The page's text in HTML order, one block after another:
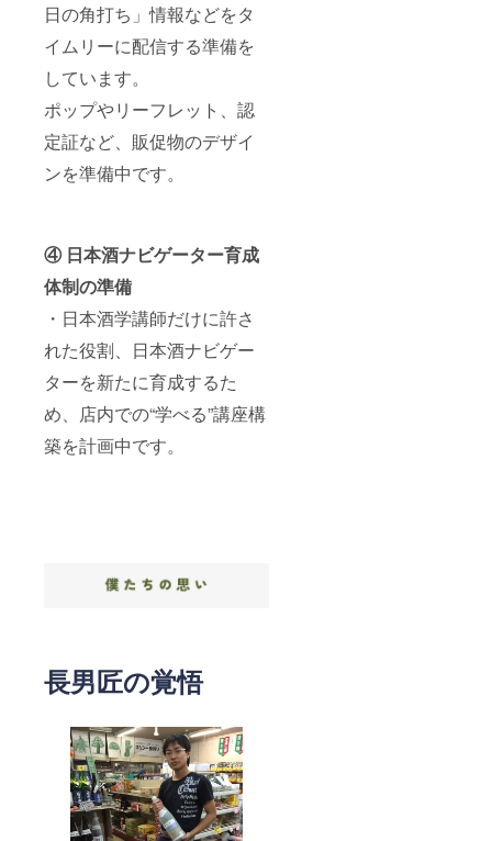
日の角打ち」情報などをタ
イムリーに配信する準備を
しています。
ポップやリーフレット、認
定証など、販促物のデザイ
ンを準備中です。
④ 日本酒ナビゲーター育成
体制の準備
・日本酒学講師だけに許さ
れた役割、日本酒ナビゲー
ターを新たに育成するた
め、店内での“学べる”講座構
築を計画中です。
長男匠の覚悟